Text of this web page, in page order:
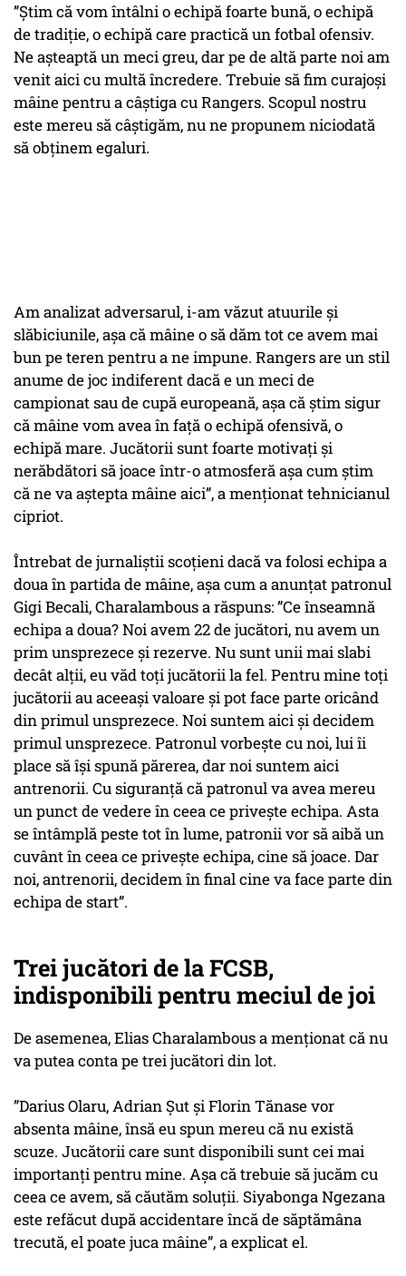
”Știm că vom întâlni o echipă foarte bună, o echipă
de tradiție, o echipă care practică un fotbal ofensiv.
Ne așteaptă un meci greu, dar pe de altă parte noi am
venit aici cu multă încredere. Trebuie să fim curajoși
mâine pentru a câștiga cu Rangers. Scopul nostru
este mereu să câștigăm, nu ne propunem niciodată
să obținem egaluri.
Am analizat adversarul, i-am văzut atuurile și
slăbiciunile, așa că mâine o să dăm tot ce avem mai
bun pe teren pentru a ne impune. Rangers are un stil
anume de joc indiferent dacă e un meci de
campionat sau de cupă europeană, așa că știm sigur
că mâine vom avea în față o echipă ofensivă, o
echipă mare. Jucătorii sunt foarte motivați și
nerăbdători să joace într-o atmosferă așa cum știm
că ne va aștepta mâine aici”, a menționat tehnicianul
cipriot.
Întrebat de jurnaliștii scoțieni dacă va folosi echipa a
doua în partida de mâine, așa cum a anunțat patronul
Gigi Becali, Charalambous a răspuns: ”Ce înseamnă
echipa a doua? Noi avem 22 de jucători, nu avem un
primunsprezeceși rezerve. Nu sunt unii mai slabi
decât alții, eu văd toți jucătorii la fel. Pentru mine toți
jucătorii au aceeași valoare și pot face parte oricând
din primulunsprezece. Noi suntem aici și decidem
primulunsprezece. Patronul vorbește cu noi, lui îi
place să își spună părerea, dar noi suntem aici
antrenorii. Cu siguranță că patronul va avea mereu
un punct de vedere în ceea ce privește echipa. Asta
se întâmplă peste tot în lume, patronii vor să aibă un
cuvânt în ceea ce privește echipa, cine să joace. Dar
noi, antrenorii, decidem în final cine va face parte din
echipa de start”.
Trei jucători de la FCSB,
indisponibili pentru meciul de joi
De asemenea, Elias Charalambous a menționat că nu
va putea conta pe trei jucători din lot.
”Darius Olaru, Adrian Șut și Florin Tănase vor
absenta mâine, însă eu spun mereu că nu există
scuze. Jucătorii care sunt disponibili sunt cei mai
importanți pentru mine. Așa că trebuie să jucăm cu
ceea ce avem, să căutăm soluții. Siyabonga Ngezana
este refăcut după accidentare încă de săptămâna
trecută, el poate juca mâine”, a explicat el.